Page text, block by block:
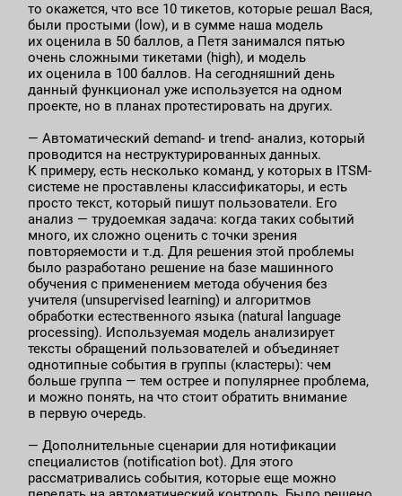
то окажется, что все 10 тикетов, которые решал Вася,
были простыми (low), и в сумме наша модель
их оценила в 50 баллов, а Петя занимался пятью
очень сложными тикетами (high), и модель
их оценила в 100 баллов. На сегодняшний день
данный функционал уже используется на одном
проекте, но в планах протестировать на других.
— Автоматический demand- и trend- анализ, который
проводится на неструктурированных данных.
К примеру, есть несколько команд, у которых в ITSM-
системе не проставлены классификаторы, и есть
просто текст, который пишут пользователи. Его
анализ — трудоемкая задача: когда таких событий
много, их сложно оценить с точки зрения
повторяемости и т.д. Для решения этой проблемы
было разработано решение на базе машинного
обучения c применением метода обучения без
учителя (unsupervised learning) и алгоритмов
обработки естественного языка (natural language
processing). Используемая модель анализирует
тексты обращений пользователей и объединяет
однотипные события в группы (кластеры): чем
больше группа — тем острее и популярнее проблема,
и можно понять, на что стоит обратить внимание
в первую очередь.
— Дополнительные сценарии для нотификации
специалистов (notification bot). Для этого
рассматривались события, которые еще можно